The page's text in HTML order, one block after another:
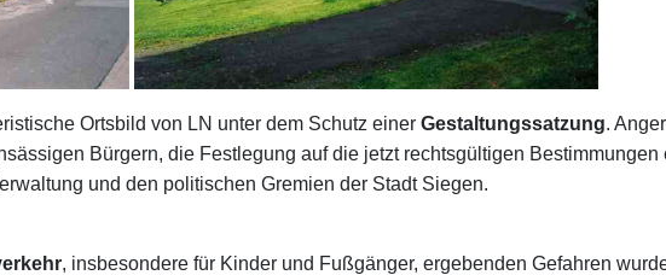
Ortsbild von LN unter dem Schutz einer Gestaltungssatzung.
Bürgern, die Festlegung auf die jetzt rechtsgültigen
und den politischen Gremien der Stadt Siegen.
, insbesondere für Kinder und Fußgänger, ergebenden Gefahren